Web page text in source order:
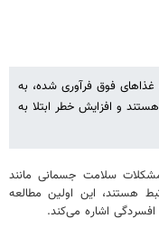
غذاهای فوق فرآوری شده، به
و افزایش خطر ابتلا به
سلامت جسمانی مانند
هستند، این اولین مطالعه
افسردگی اشاره می‌کند.